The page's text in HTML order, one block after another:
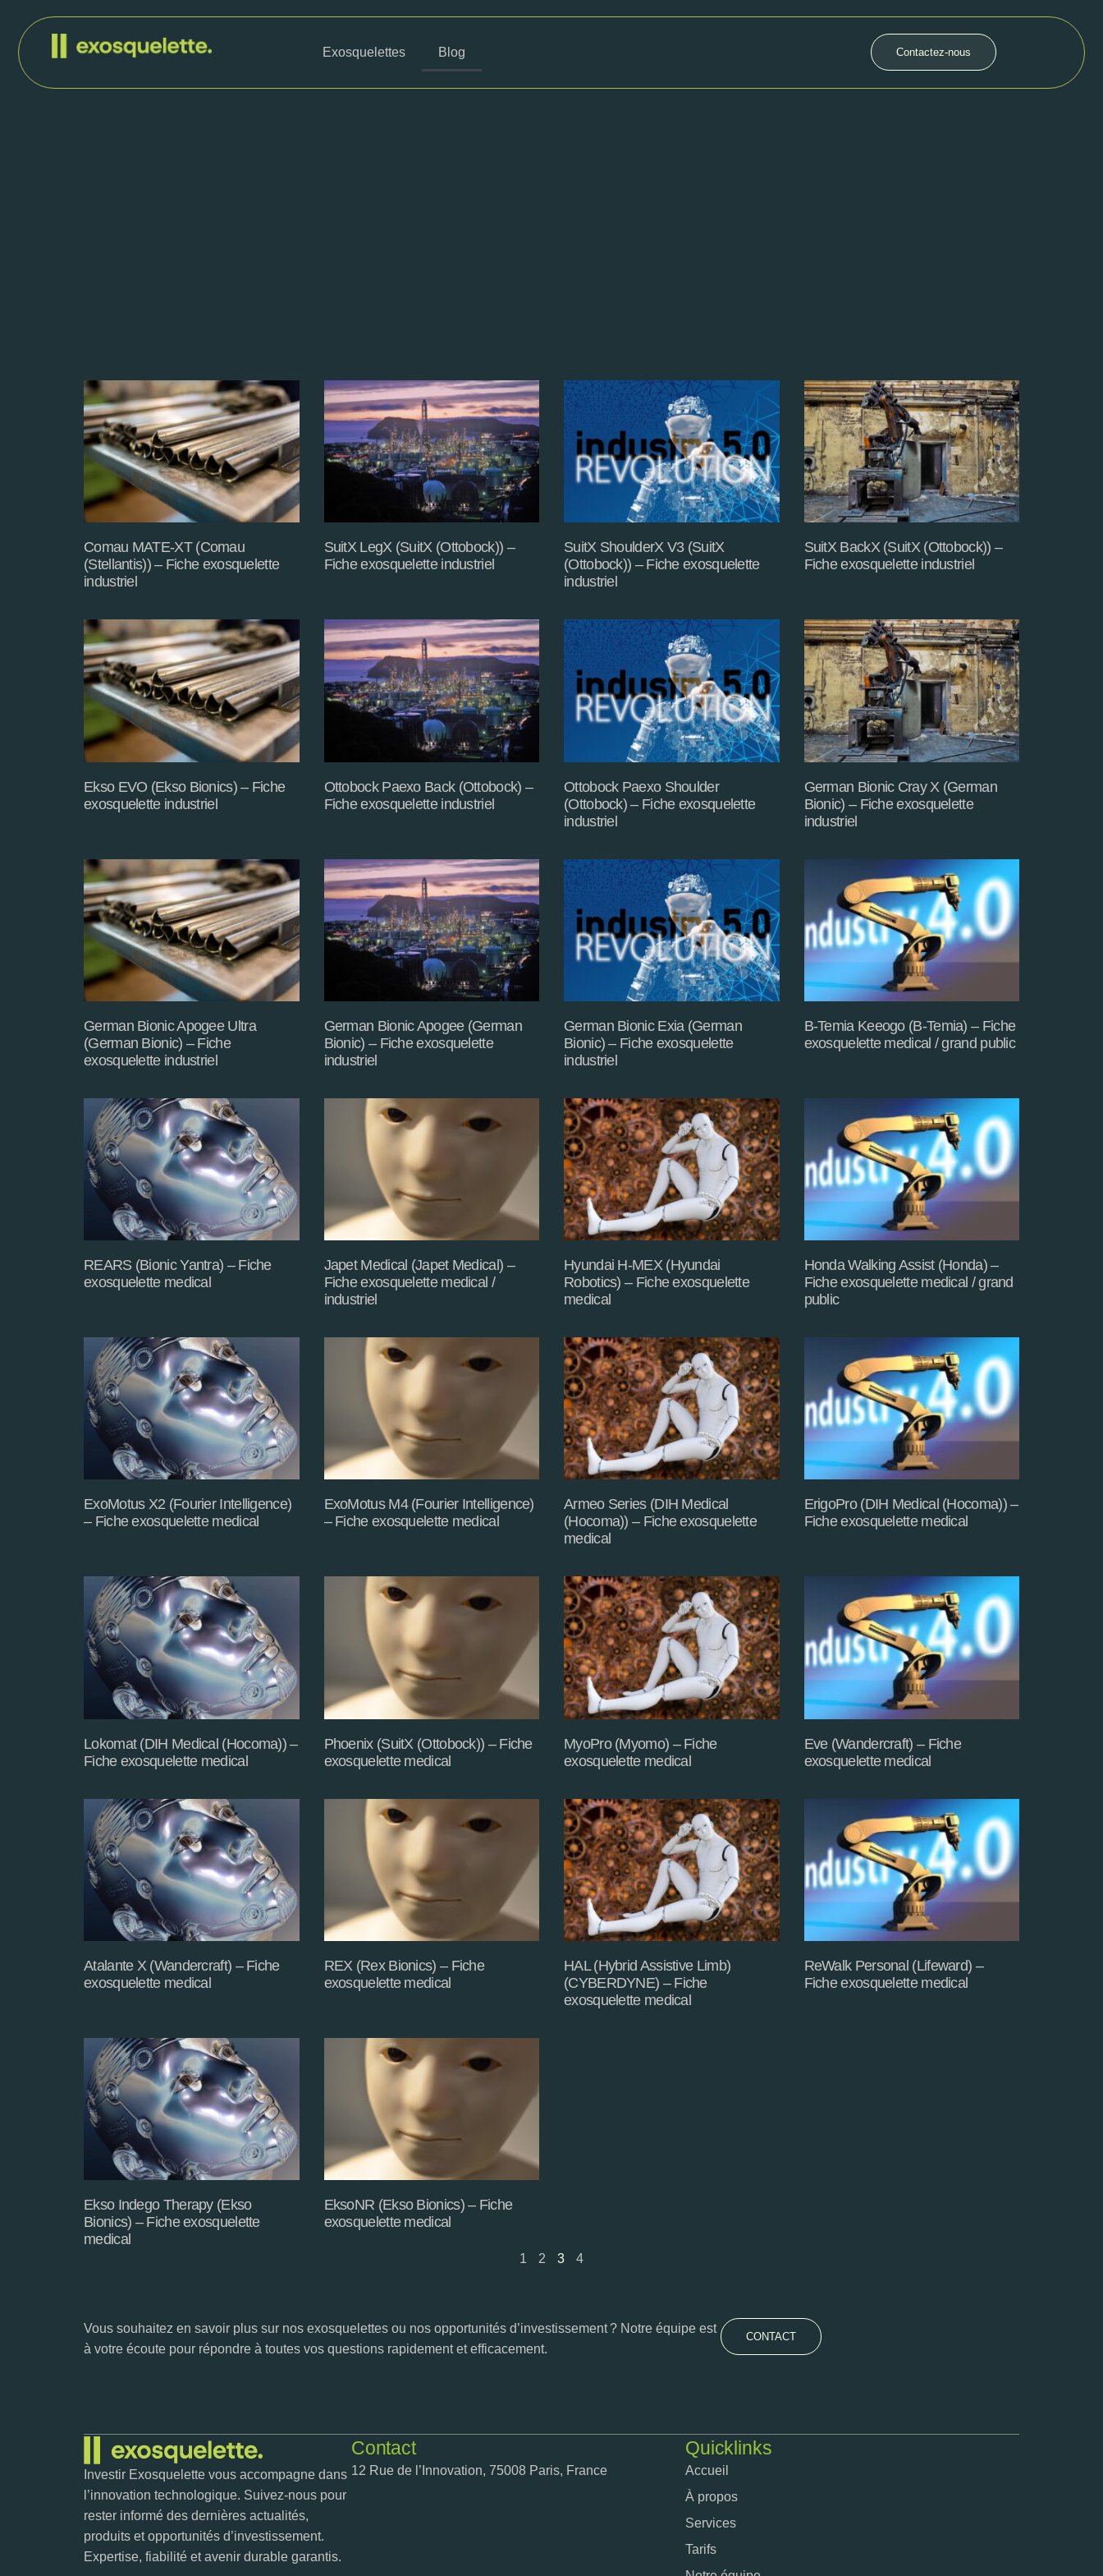
Exosquelettes Blog Contactez-nous
Comau MATE-XT (Comau
(Stellantis)) – Fiche exosquelette
industriel
SuitX LegX (SuitX (Ottobock)) –
Fiche exosquelette industriel
SuitX ShoulderX V3 (SuitX
(Ottobock)) – Fiche exosquelette
industriel
SuitX BackX (SuitX (Ottobock)) –
Fiche exosquelette industriel
Ekso EVO (Ekso Bionics) – Fiche
exosquelette industriel
Ottobock Paexo Back (Ottobock) –
Fiche exosquelette industriel
Ottobock Paexo Shoulder
(Ottobock) – Fiche exosquelette
industriel
German Bionic Cray X (German
Bionic) – Fiche exosquelette
industriel
German Bionic Apogee Ultra
(German Bionic) – Fiche
exosquelette industriel
German Bionic Apogee (German
Bionic) – Fiche exosquelette
industriel
German Bionic Exia (German
Bionic) – Fiche exosquelette
industriel
B-Temia Keeogo (B-Temia) – Fiche
exosquelette medical / grand public
REARS (Bionic Yantra) – Fiche
exosquelette medical
Japet Medical (Japet Medical) –
Fiche exosquelette medical /
industriel
Hyundai H-MEX (Hyundai
Robotics) – Fiche exosquelette
medical
Honda Walking Assist (Honda) –
Fiche exosquelette medical / grand
public
ExoMotus X2 (Fourier Intelligence)
– Fiche exosquelette medical
ExoMotus M4 (Fourier Intelligence)
– Fiche exosquelette medical
Armeo Series (DIH Medical
(Hocoma)) – Fiche exosquelette
medical
ErigoPro (DIH Medical (Hocoma)) –
Fiche exosquelette medical
Lokomat (DIH Medical (Hocoma)) –
Fiche exosquelette medical
Phoenix (SuitX (Ottobock)) – Fiche
exosquelette medical
MyoPro (Myomo) – Fiche
exosquelette medical
Eve (Wandercraft) – Fiche
exosquelette medical
Atalante X (Wandercraft) – Fiche
exosquelette medical
REX (Rex Bionics) – Fiche
exosquelette medical
HAL (Hybrid Assistive Limb)
(CYBERDYNE) – Fiche
exosquelette medical
ReWalk Personal (Lifeward) –
Fiche exosquelette medical
Ekso Indego Therapy (Ekso
Bionics) – Fiche exosquelette
medical
EksoNR (Ekso Bionics) – Fiche
exosquelette medical
1 2 3 4
Vous souhaitez en savoir plus sur nos exosquelettes ou nos opportunités d’investissement ? Notre équipe est
à votre écoute pour répondre à toutes vos questions rapidement et efficacement.
CONTACT
Investir Exosquelette vous accompagne dans
l’innovation technologique. Suivez-nous pour
rester informé des dernières actualités,
produits et opportunités d’investissement.
Expertise, fiabilité et avenir durable garantis.
Contact
12 Rue de l’Innovation, 75008 Paris, France
Quicklinks
Accueil
À propos
Services
Tarifs